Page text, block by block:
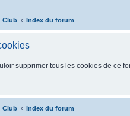
Club Index du forum
supprimer tous les cookies de ce
Club Index du forum